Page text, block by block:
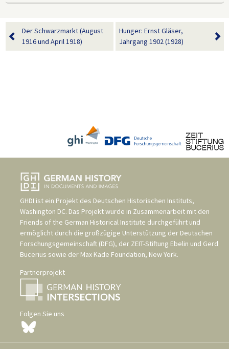
Der Schwarzmarkt (August
1916 und April 1918)
Hunger: Ernst Gläser,
Jahrgang 1902 (1928)
GHDI ist ein Projekt des Deutschen Historischen Instituts,
Washington DC. Das Projekt wurde in Zusammenarbeit mit den
Friends of the German Historical Institute durchgeführt und
ermöglicht durch die großzügige Unterstützung der Deutschen
Forschungsgemeinschaft (DFG), der ZEIT-Stiftung Ebelin und Gerd
Bucerius sowie der Max Kade Foundation, New York.
Partnerprojekt
Folgen Sie uns